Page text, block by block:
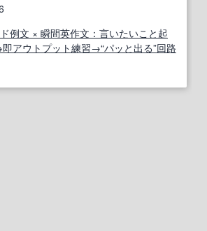
例文 × 瞬間英作文：言いたいこと起
アウトプット練習→“パッと出る”回路